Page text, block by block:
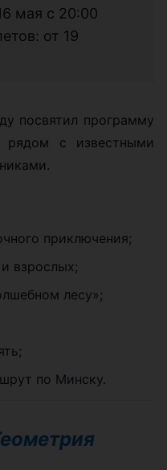
мая с 20:00
от 19
посвятил программу
с известными
приключения;
взрослых;
лесу»;
по Минску.